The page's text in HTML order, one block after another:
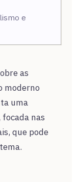
e
as
moderno
uma
nas
que pode